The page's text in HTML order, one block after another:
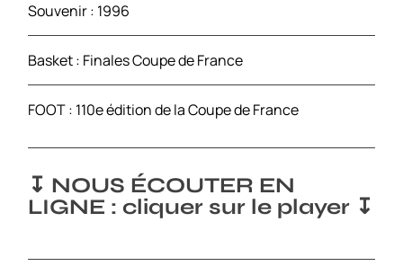
Souvenir : 1996
Basket : Finales Coupe de France
FOOT : 110e édition de la Coupe de France
↧ NOUS ÉCOUTER EN
LIGNE : cliquer sur le player ↧